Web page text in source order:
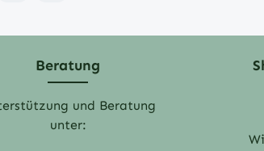
Beratung
und Beratung
unter: